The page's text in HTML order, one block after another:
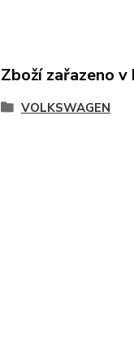
Zboží zařazeno
VOLKSWAGEN